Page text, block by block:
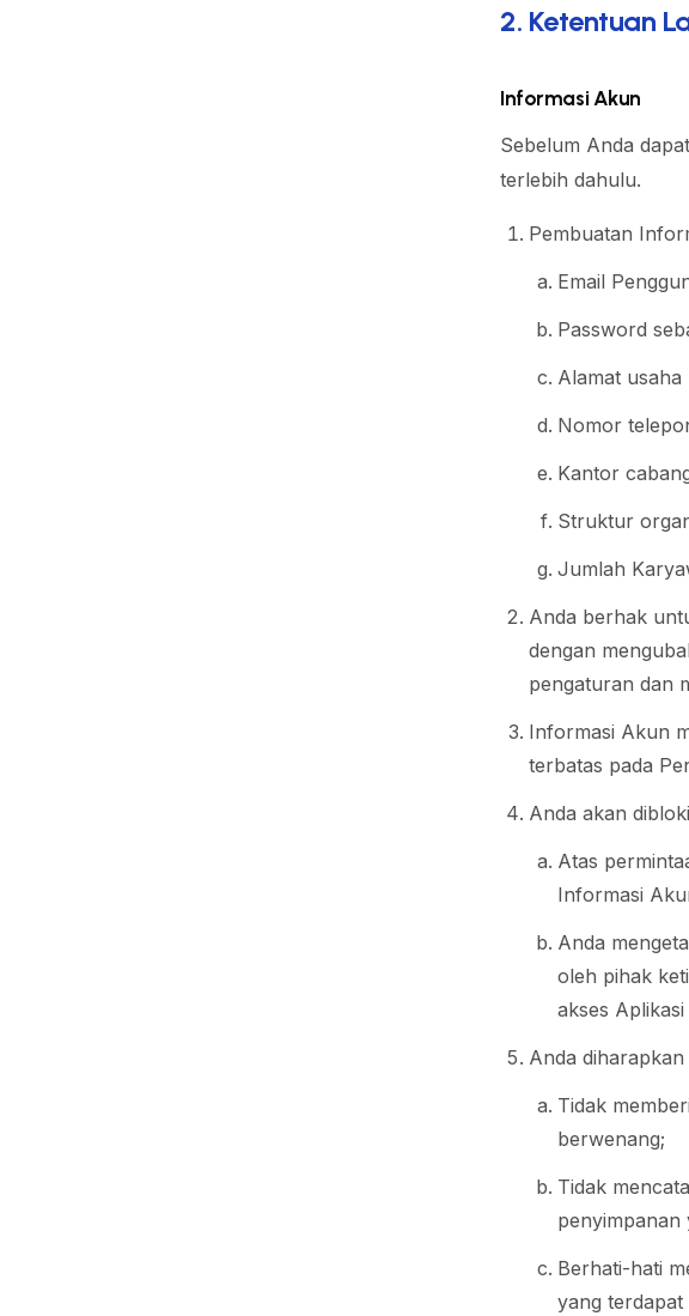
2. Ketentuan
Informasi Akun
Sebelum Anda
terlebih dahulu.
Pembuatan
Email
Password
Alamat usaha
Nomor
Kantor
Struktur
Jumlah
Anda berhak
dengan
pengaturan dan
Informasi Akun
terbatas pada
Anda akan
Atas
Informasi
Anda
oleh pihak
akses
Anda
Tidak
berwenang;
Tidak
penyimpanan
Berhati-hati
yang